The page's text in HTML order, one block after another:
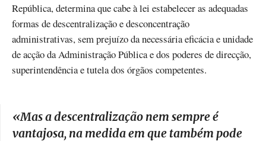
República, determina que cabe à lei estabelecer as adequadas
formas de descentralização e desconcentração
administrativas, sem prejuízo da necessária eficácia e unidade
de acção da Administração Pública e dos poderes de direcção,
superintendência e tutela dos órgãos competentes.
«Mas a descentralização nem sempre é
vantajosa, na medida em que também pode